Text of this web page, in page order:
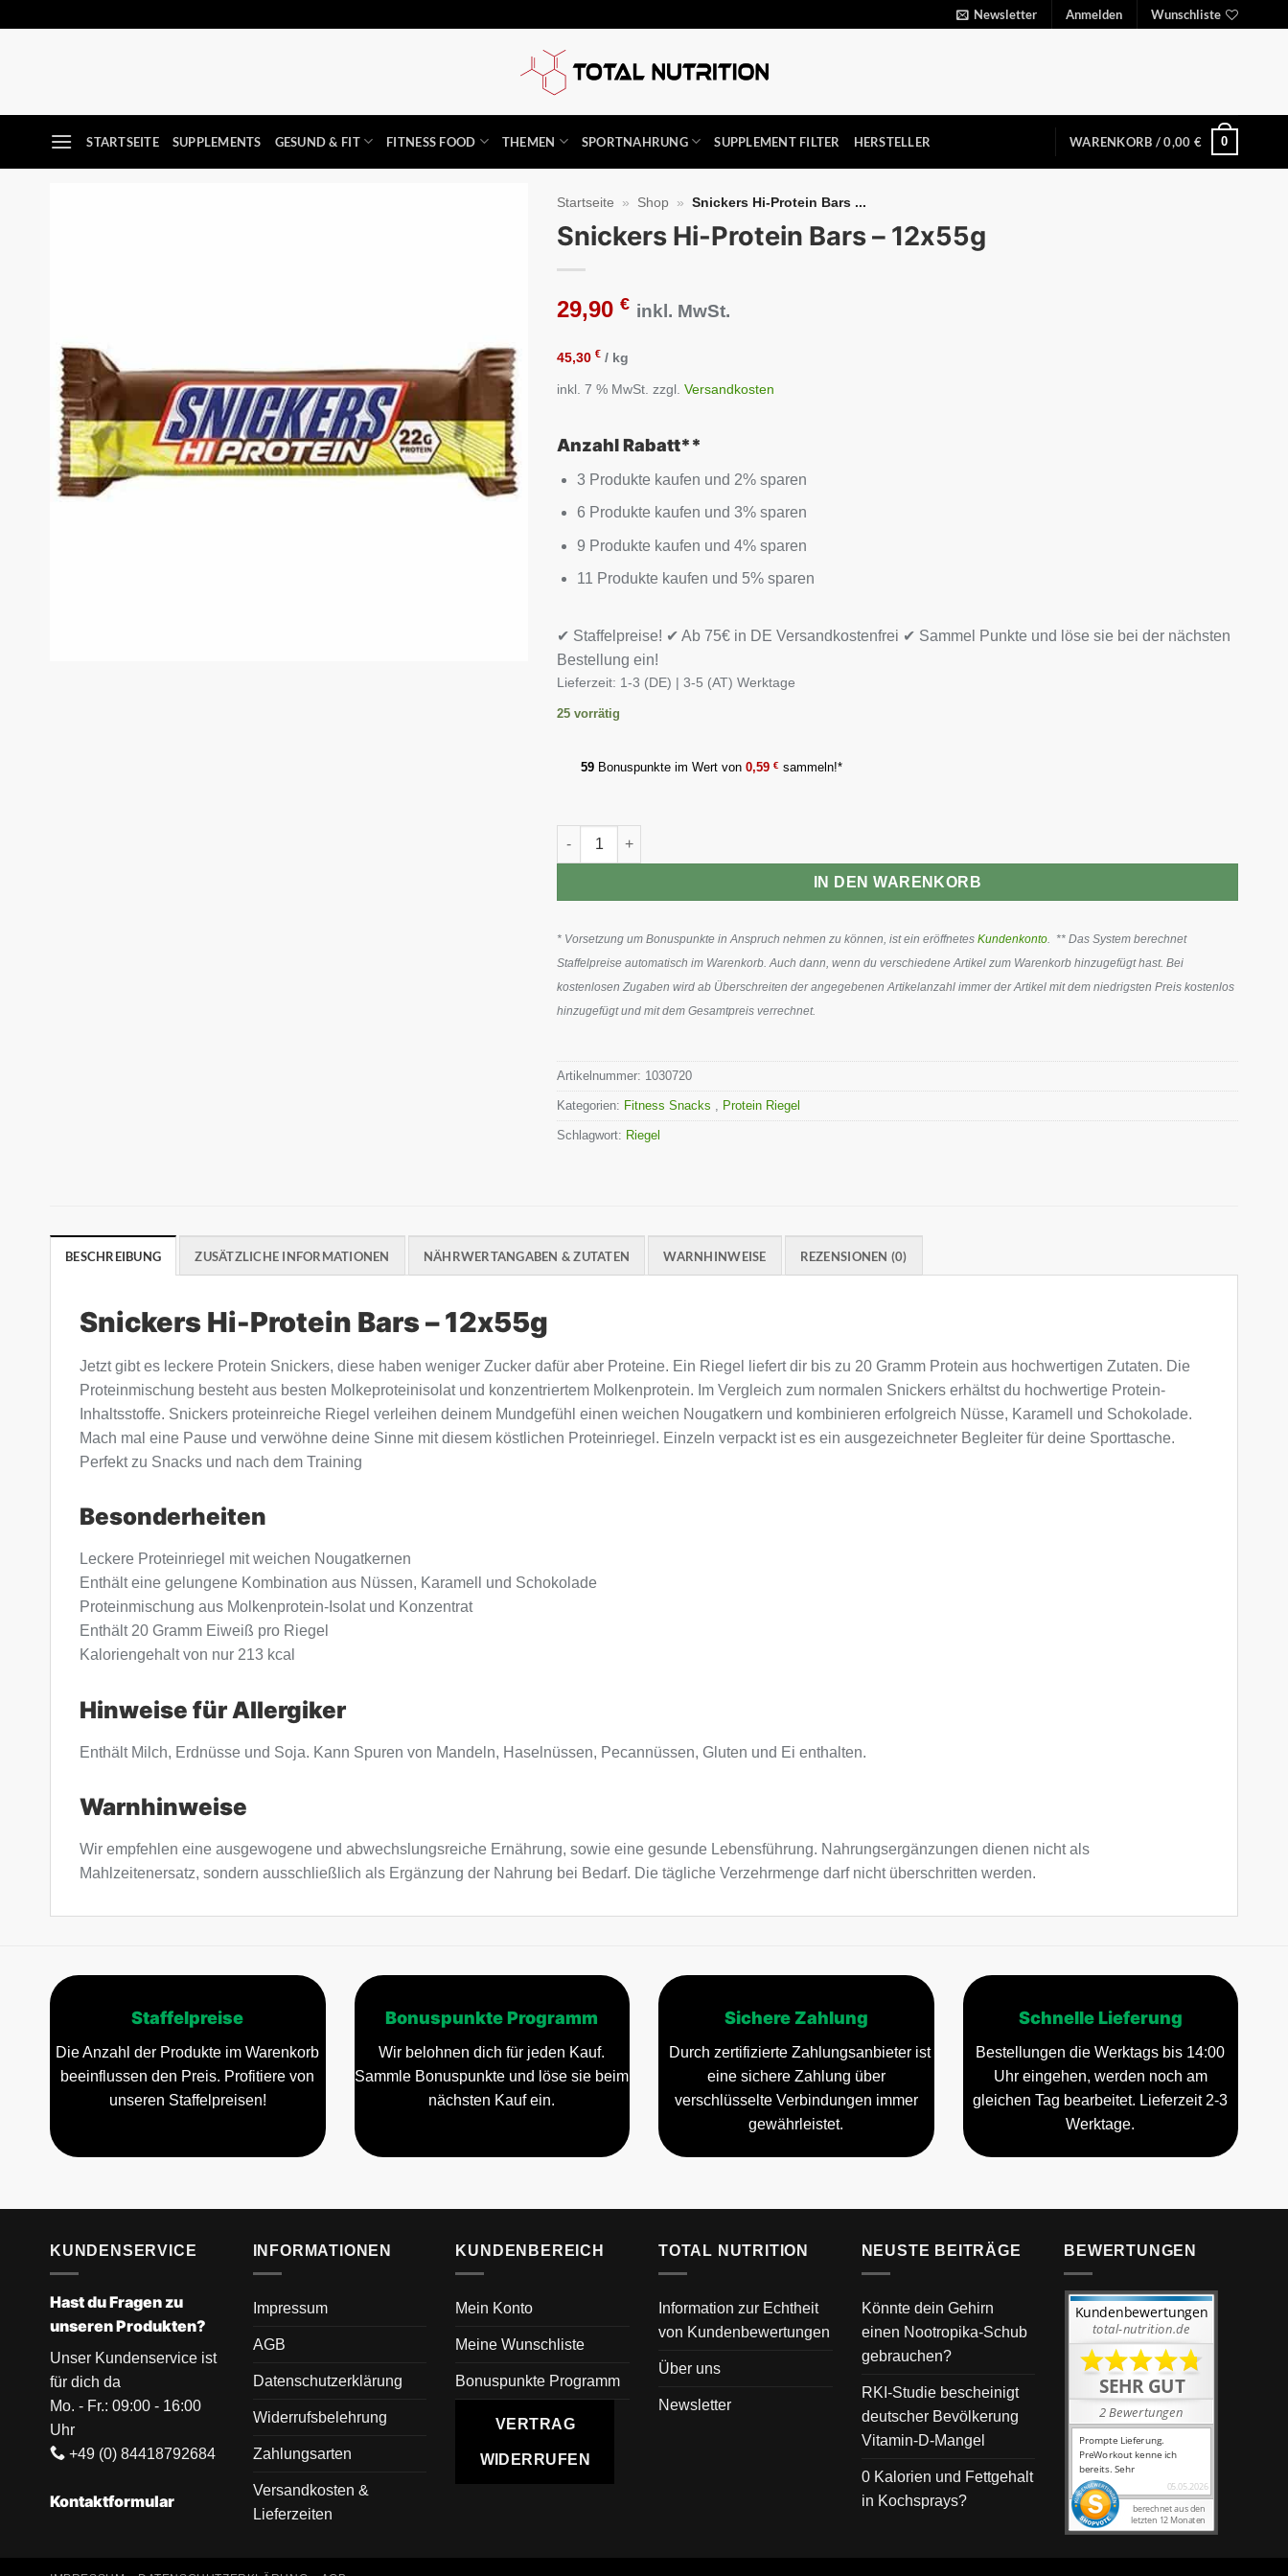
Newsletter Anmelden Wunschliste
STARTSEITE SUPPLEMENTS GESUND & FIT FITNESS FOOD THEMEN SPORTNAHRUNG SUPPLEMENT FILTER HERSTELLER WARENKORB /0,00 € 0
Startseite » Shop » Snickers Hi-Protein Bars ...
Snickers Hi-Protein Bars – 12x55g
29,90€ inkl. MwSt.
45,30€ / kg
inkl. 7 % MwSt. zzgl.Versandkosten
Anzahl Rabatt**
3 Produkte kaufen und 2% sparen
6 Produkte kaufen und 3% sparen
9 Produkte kaufen und 4% sparen
11 Produkte kaufen und 5% sparen
✔ Staffelpreise! ✔ Ab 75€ in DE Versandkostenfrei ✔ Sammel Punkte und löse sie bei der nächsten
Bestellung ein!
Lieferzeit: 1-3 (DE) | 3-5 (AT) Werktage
25 vorrätig
59 Bonuspunkte im Wert von0,59€ sammeln!*
Snickers Hi-Protein Bars - 12x55g Menge
IN DEN WARENKORB
* Vorsetzung um Bonuspunkte in Anspruch nehmen zu können, ist ein eröffnetesKundenkonto. ** Das System berechnet
Staffelpreise automatisch im Warenkorb. Auch dann, wenn du verschiedene Artikel zum Warenkorb hinzugefügt hast. Bei
kostenlosen Zugaben wird ab Überschreiten der angegebenen Artikelanzahl immer der Artikel mit dem niedrigsten Preis kostenlos
hinzugefügt und mit dem Gesamtpreis verrechnet.
Artikelnummer: 1030720
Kategorien: Fitness Snacks , Protein Riegel
Schlagwort: Riegel
BESCHREIBUNG ZUSÄTZLICHE INFORMATIONEN NÄHRWERTANGABEN & ZUTATEN WARNHINWEISE REZENSIONEN (0)
Snickers Hi-Protein Bars – 12x55g
Jetzt gibt es leckere Protein Snickers, diese haben weniger Zucker dafür aber Proteine. Ein Riegel liefert dir bis zu 20 Gramm Protein aus hochwertigen Zutaten. Die
Proteinmischung besteht aus besten Molkeproteinisolat und konzentriertem Molkenprotein. Im Vergleich zum normalen Snickers erhältst du hochwertige Protein-
Inhaltsstoffe. Snickers proteinreiche Riegel verleihen deinem Mundgefühl einen weichen Nougatkern und kombinieren erfolgreich Nüsse, Karamell und Schokolade.
Mach mal eine Pause und verwöhne deine Sinne mit diesem köstlichen Proteinriegel. Einzeln verpackt ist es ein ausgezeichneter Begleiter für deine Sporttasche.
Perfekt zu Snacks und nach dem Training
Besonderheiten
Leckere Proteinriegel mit weichen Nougatkernen
Enthält eine gelungene Kombination aus Nüssen, Karamell und Schokolade
Proteinmischung aus Molkenprotein-Isolat und Konzentrat
Enthält 20 Gramm Eiweiß pro Riegel
Kaloriengehalt von nur 213 kcal
Hinweise für Allergiker
Enthält Milch, Erdnüsse und Soja. Kann Spuren von Mandeln, Haselnüssen, Pecannüssen, Gluten und Ei enthalten.
Warnhinweise
Wir empfehlen eine ausgewogene und abwechslungsreiche Ernährung, sowie eine gesunde Lebensführung. Nahrungsergänzungen dienen nicht als
Mahlzeitenersatz, sondern ausschließlich als Ergänzung der Nahrung bei Bedarf. Die tägliche Verzehrmenge darf nicht überschritten werden.
Staffelpreise
Die Anzahl der Produkte im Warenkorb
beeinflussen den Preis. Profitiere von
unseren Staffelpreisen!
Bonuspunkte Programm
Wir belohnen dich für jeden Kauf.
Sammle Bonuspunkte und löse sie beim
nächsten Kauf ein.
Sichere Zahlung
Durch zertifizierte Zahlungsanbieter ist
eine sichere Zahlung über
verschlüsselte Verbindungen immer
gewährleistet.
Schnelle Lieferung
Bestellungen die Werktags bis 14:00
Uhr eingehen, werden noch am
gleichen Tag bearbeitet. Lieferzeit 2-3
Werktage.
KUNDENSERVICE
Hast du Fragen zu
unseren Produkten?
Unser Kundenservice ist
für dich da
Mo. - Fr.: 09:00 - 16:00
Uhr
+49 (0) 84418792684
Kontaktformular
INFORMATIONEN
Impressum
AGB
Datenschutzerklärung
Widerrufsbelehrung
Zahlungsarten
Versandkosten &
Lieferzeiten
KUNDENBEREICH
Mein Konto
Meine Wunschliste
Bonuspunkte Programm
VERTRAG
WIDERRUFEN
TOTAL NUTRITION
Information zur Echtheit
von Kundenbewertungen
Über uns
Newsletter
NEUSTE BEITRÄGE
Könnte dein Gehirn
einen Nootropika-Schub
gebrauchen?
RKI-Studie bescheinigt
deutscher Bevölkerung
Vitamin-D-Mangel
0 Kalorien und Fettgehalt
in Kochsprays?
BEWERTUNGEN